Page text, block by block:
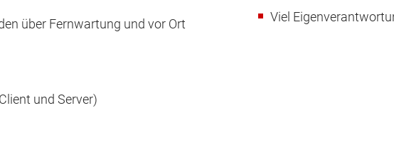
über Fernwartung und vor Ort
Viel
und Server)